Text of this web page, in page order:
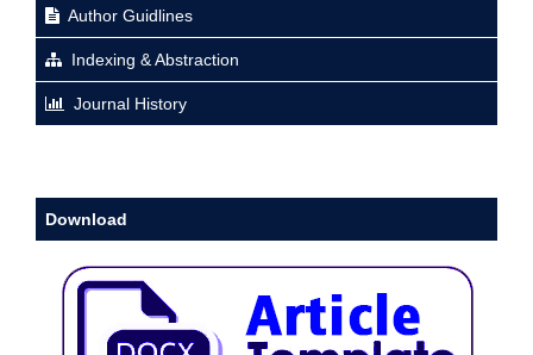
Author Guidlines
Indexing & Abstraction
Journal History
Download